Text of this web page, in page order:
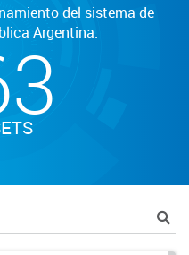
del sistema de
Argentina.